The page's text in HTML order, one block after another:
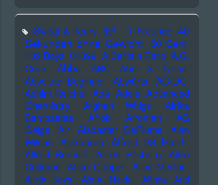
Sweat & Tears !K7 11 Freunde 40
Sekunden ohne Gewicht 50 Cent
102 Boyz 01099 A Certain Ratio A.G.
Cook
Abba ABC
Abor & Tynna
Absolute Beginner Abwärts AC/DC
Achim Reichel Ada Adele Advanced
Chemistry
Afghan Whigs
Afrika
Bambaataa
Afrob Afroman
AG
Geige
Air Alabaster DePlume
Alan
Wilson Alexandra Alfred 23 Harth
Alfred Brendel Alfred Hilsberg
Alice
Coltrane Alice Cooper Alice Merton
Alicia Keys Alma Naidu
Althea And